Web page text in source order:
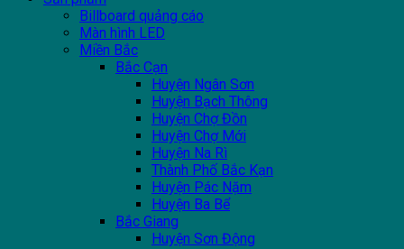
Billboard quảng cáo
Màn hình LED
Miền Bắc
Bắc Cạn
Huyện Ngân Sơn
Huyện Bạch Thông
Huyện Chợ Đồn
Huyện Chợ Mới
Huyện Na Rì
Thành Phố Bắc Kạn
Huyện Pác Nặm
Huyện Ba Bể
Bắc Giang
Huyện Sơn Động